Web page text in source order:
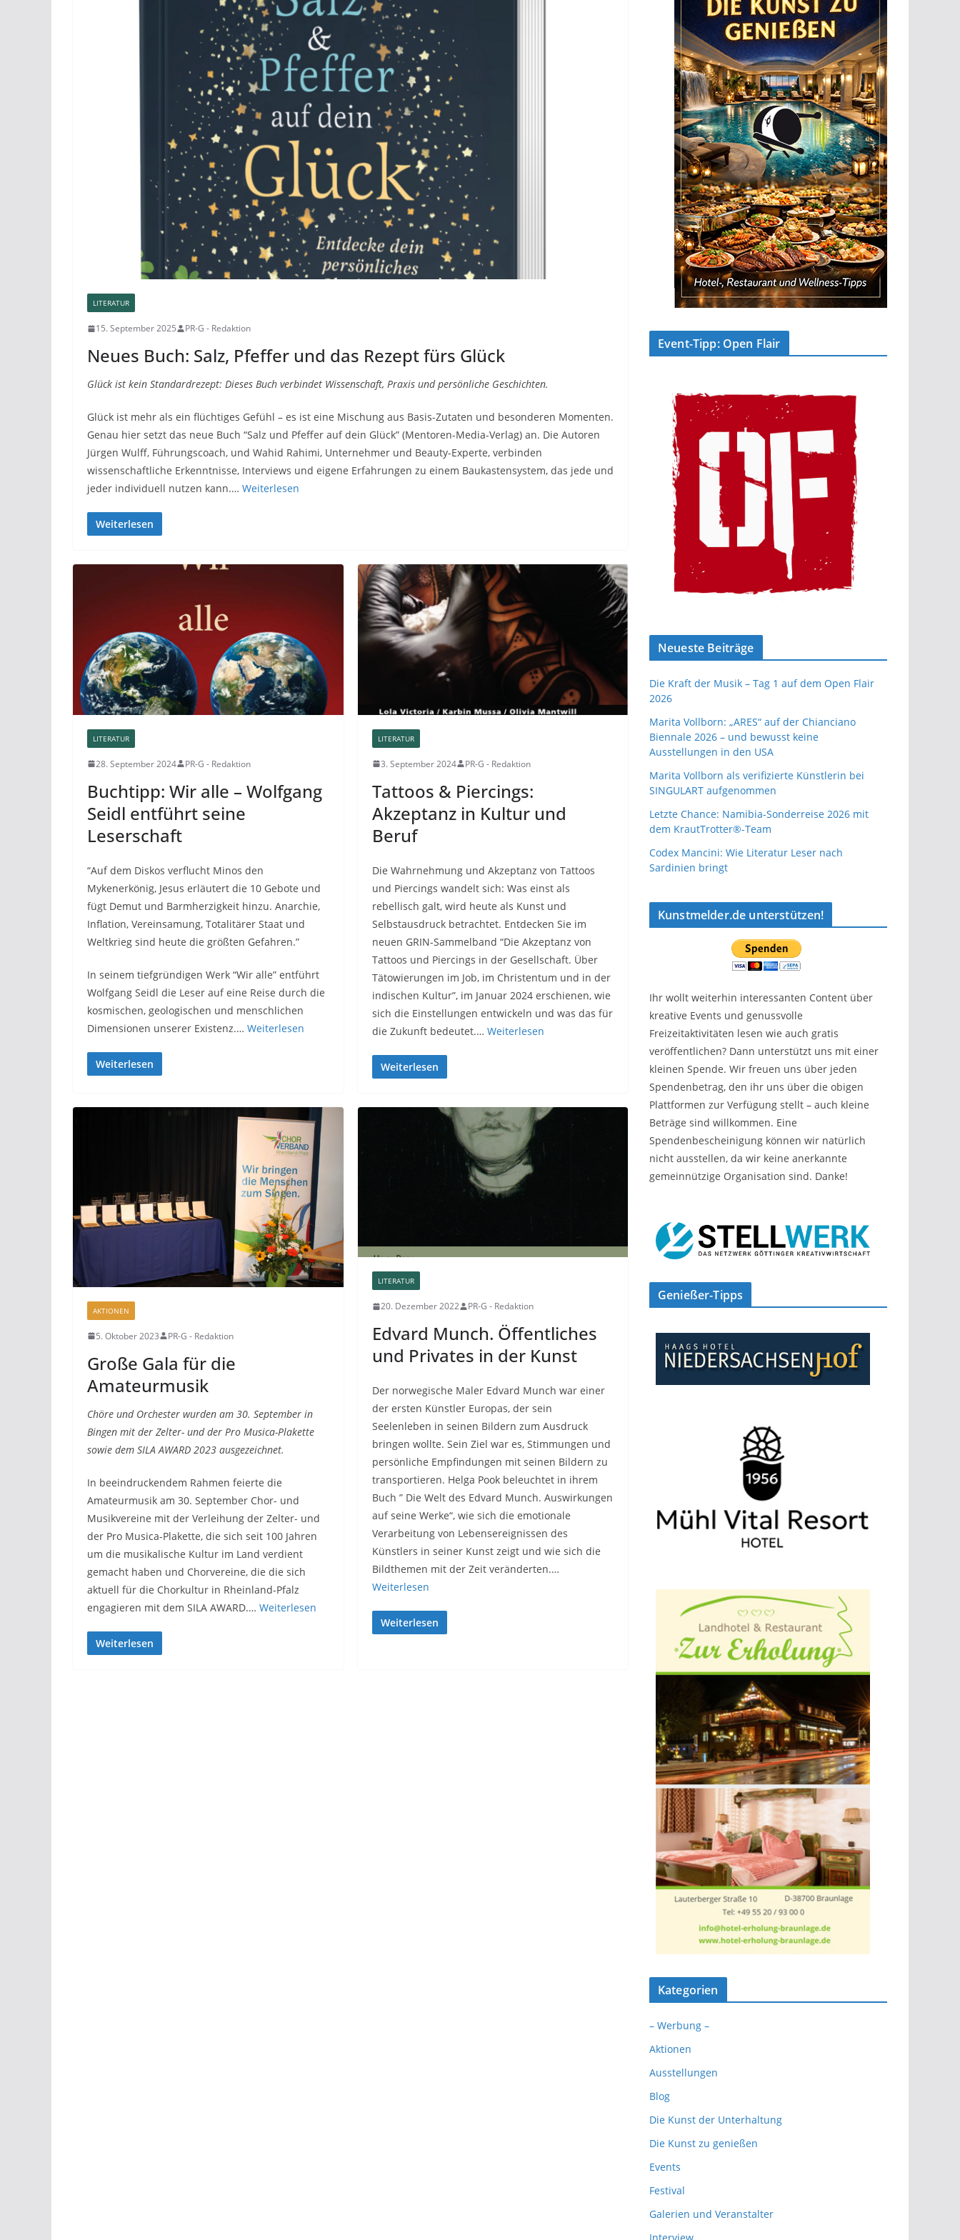
LITERATUR
15. September 2025 PR-G - Redaktion
Neues Buch: Salz, Pfeffer und das Rezept fürs Glück
Glück ist kein Standardrezept: Dieses Buch verbindet Wissenschaft, Praxis und persönliche Geschichten.
Glück ist mehr als ein flüchtiges Gefühl – es ist eine Mischung aus Basis-Zutaten und besonderen Momenten.
Genau hier setzt das neue Buch “Salz und Pfeffer auf dein Glück” (Mentoren-Media-Verlag) an. Die Autoren
Jürgen Wulff, Führungscoach, und Wahid Rahimi, Unternehmer und Beauty-Experte, verbinden
wissenschaftliche Erkenntnisse, Interviews und eigene Erfahrungen zu einem Baukastensystem, das jede und
jeder individuell nutzen kann.… Weiterlesen
Weiterlesen
LITERATUR
28. September 2024 PR-G - Redaktion
Buchtipp: Wir alle – Wolfgang
Seidl entführt seine
Leserschaft
“Auf dem Diskos verflucht Minos den
Mykenerkönig, Jesus erläutert die 10 Gebote und
fügt Demut und Barmherzigkeit hinzu. Anarchie,
Inflation, Vereinsamung, Totalitärer Staat und
Weltkrieg sind heute die größten Gefahren.”
In seinem tiefgründigen Werk “Wir alle” entführt
Wolfgang Seidl die Leser auf eine Reise durch die
kosmischen, geologischen und menschlichen
Dimensionen unserer Existenz.… Weiterlesen
Weiterlesen
LITERATUR
3. September 2024 PR-G - Redaktion
Tattoos & Piercings:
Akzeptanz in Kultur und
Beruf
Die Wahrnehmung und Akzeptanz von Tattoos
und Piercings wandelt sich: Was einst als
rebellisch galt, wird heute als Kunst und
Selbstausdruck betrachtet. Entdecken Sie im
neuen GRIN-Sammelband “Die Akzeptanz von
Tattoos und Piercings in der Gesellschaft. Über
Tätowierungen im Job, im Christentum und in der
indischen Kultur”, im Januar 2024 erschienen, wie
sich die Einstellungen entwickeln und was das für
die Zukunft bedeutet.… Weiterlesen
Weiterlesen
AKTIONEN
5. Oktober 2023 PR-G - Redaktion
Große Gala für die
Amateurmusik
Chöre und Orchester wurden am 30. September in
Bingen mit der Zelter- und der Pro Musica-Plakette
sowie dem SILA AWARD 2023 ausgezeichnet.
In beeindruckendem Rahmen feierte die
Amateurmusik am 30. September Chor- und
Musikvereine mit der Verleihung der Zelter- und
der Pro Musica-Plakette, die sich seit 100 Jahren
um die musikalische Kultur im Land verdient
gemacht haben und Chorvereine, die die sich
aktuell für die Chorkultur in Rheinland-Pfalz
engagieren mit dem SILA AWARD.… Weiterlesen
Weiterlesen
LITERATUR
20. Dezember 2022 PR-G - Redaktion
Edvard Munch. Öffentliches
und Privates in der Kunst
Der norwegische Maler Edvard Munch war einer
der ersten Künstler Europas, der sein
Seelenleben in seinen Bildern zum Ausdruck
bringen wollte. Sein Ziel war es, Stimmungen und
persönliche Empfindungen mit seinen Bildern zu
transportieren. Helga Pook beleuchtet in ihrem
Buch ” Die Welt des Edvard Munch. Auswirkungen
auf seine Werke“, wie sich die emotionale
Verarbeitung von Lebensereignissen des
Künstlers in seiner Kunst zeigt und wie sich die
Bildthemen mit der Zeit veränderten.…
Weiterlesen
Weiterlesen
Event-Tipp: Open Flair
Neueste Beiträge
Die Kraft der Musik – Tag 1 auf dem Open Flair
2026
Marita Vollborn: „ARES“ auf der Chianciano
Biennale 2026 – und bewusst keine
Ausstellungen in den USA
Marita Vollborn als verifizierte Künstlerin bei
SINGULART aufgenommen
Letzte Chance: Namibia-Sonderreise 2026 mit
dem KrautTrotter®-Team
Codex Mancini: Wie Literatur Leser nach
Sardinien bringt
Kunstmelder.de unterstützen!
Ihr wollt weiterhin interessanten Content über
kreative Events und genussvolle
Freizeitaktivitäten lesen wie auch gratis
veröffentlichen? Dann unterstützt uns mit einer
kleinen Spende. Wir freuen uns über jeden
Spendenbetrag, den ihr uns über die obigen
Plattformen zur Verfügung stellt – auch kleine
Beträge sind willkommen. Eine
Spendenbescheinigung können wir natürlich
nicht ausstellen, da wir keine anerkannte
gemeinnützige Organisation sind. Danke!
Genießer-Tipps
Kategorien
– Werbung –
Aktionen
Ausstellungen
Blog
Die Kunst der Unterhaltung
Die Kunst zu genießen
Events
Festival
Galerien und Veranstalter